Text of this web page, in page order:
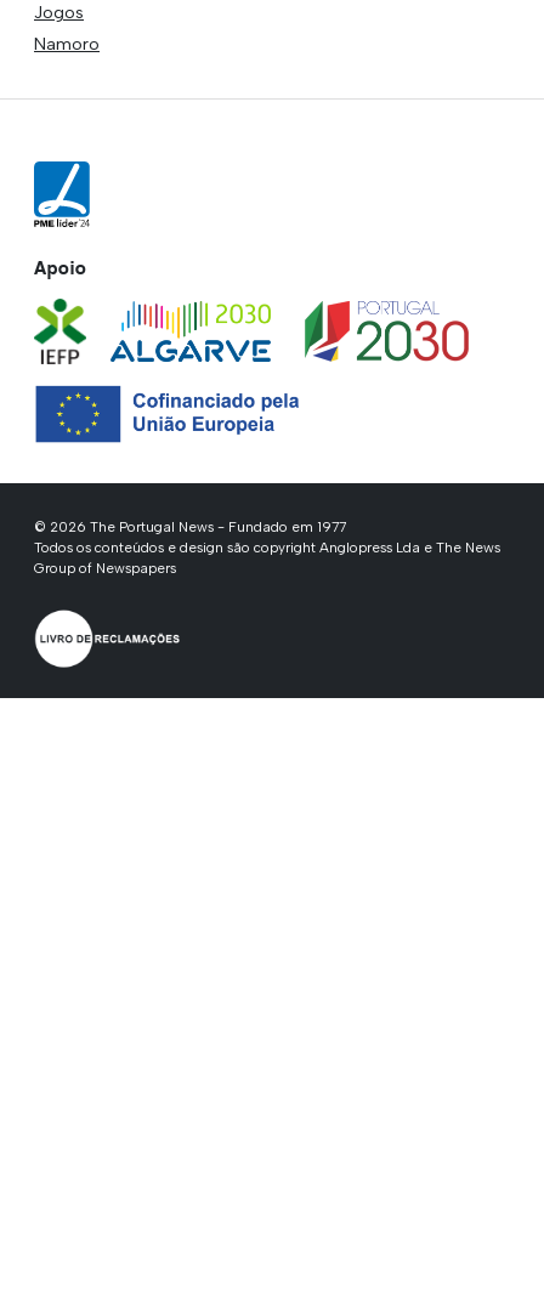
Jogos
Namoro
Apoio
© 2026 The Portugal News - Fundado em 1977
Todos os conteúdos e design são copyright Anglopress Lda e The News
Group of Newspapers